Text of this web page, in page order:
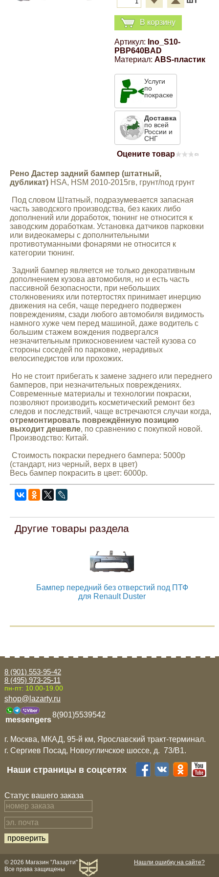
В корзину
Артикул: Ino_S10-
PBP640BAD
Материал: ABS-пластик
Услуги
по
покраске
Доставка
по всей
России и
СНГ
Оцените товар (0)
Рено Дастер задний бампер (штатный,
дубликат) HSA, HSM 2010-2015гв, грунт/под грунт
Под словом Штатный, подразумевается запасная
часть заводского производства, без каких либо
дополнений или доработок, тюнинг не относится к
заводским доработкам. Установка датчиков парковки
или видеокамеры с дополнительными
противотуманными фонарями не относится к
категории тюнинг.
Задний бампер является не только декоративным
дополнением кузова автомобиля, но и есть часть
пассивной безопасности, при небольших
столкновениях или потертостях принимает инерцию
движения на себя, чаще переднего подвержен
повреждениям, сзади любого автомобиля видимость
намного хуже чем перед машиной, даже водитель с
большим стажем вождения подвергался
незначительным прикосновением частей кузова со
стороны соседей по парковке, нерадивых
велосипедистов или прохожих.
Но не стоит прибегать к замене заднего или переднего
бамперов, при незначительных повреждениях.
Современные материалы и технологии покраски,
позволяют производить косметический ремонт без
следов и последствий, чаще встречаются случаи когда,
отремонтировать повреждённую позицию
выходит дешевле, по сравнению с покупкой новой.
Производство: Китай.
Стоимость покраски переднего бампера: 5000р
(стандарт, низ черный, верх в цвет)
Весь бампер покрасить в цвет: 6000р.
Другие товары раздела
Бампер передний без отверстий под ПТФ
для Renault Duster
8 (901) 553-95-42
8 (495) 973-25-11
пн-пт: 10.00-19.00
shop@lazarty.ru
messengers
8(901)5539542
г. Москва, МКАД, 95-й км, Ярославский тракт-терминал.
г. Сергиев Посад, Новоугличское шоссе, д. 73/B1.
Наши страницы в соцсетях
Статус вашего заказа
Нашли ошибку на сайте?
© 2026 Магазин "Лазарти"
Все права защищены
Компрессионные фитинги Poliext
Mazda
Mercedes-Benz
Mitsubishi
Renault
Suzuki
Toyota
Volkswagen
УАЗ
Дополнительные товары
Эмали универсальные акриловые
Магнитные панели на холодильник